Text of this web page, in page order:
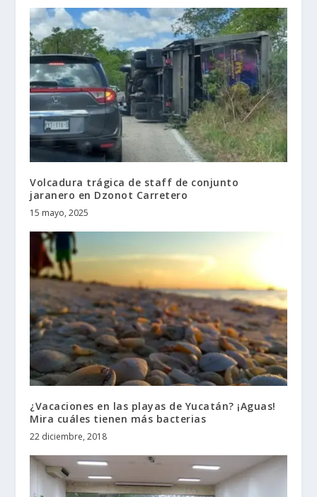
Volcadura trágica de staff de conjunto
jaranero en Dzonot Carretero
15 mayo, 2025
¿Vacaciones en las playas de Yucatán? ¡Aguas!
Mira cuáles tienen más bacterias
22 diciembre, 2018